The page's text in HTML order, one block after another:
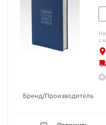
Бренд/Производитель
с